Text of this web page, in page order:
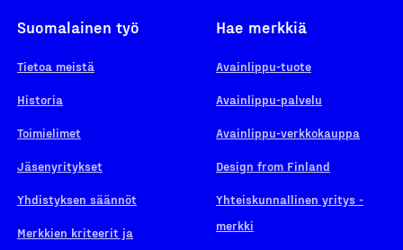
Suomalainen työ
Tietoa meistä
Historia
Toimielimet
Jäsenyritykset
Yhdistyksen säännöt
Merkkien kriteerit ja
Hae merkkiä
Avainlippu-tuote
Avainlippu-palvelu
Avainlippu-verkkokauppa
Design from Finland
Yhteiskunnallinen yritys -
merkki